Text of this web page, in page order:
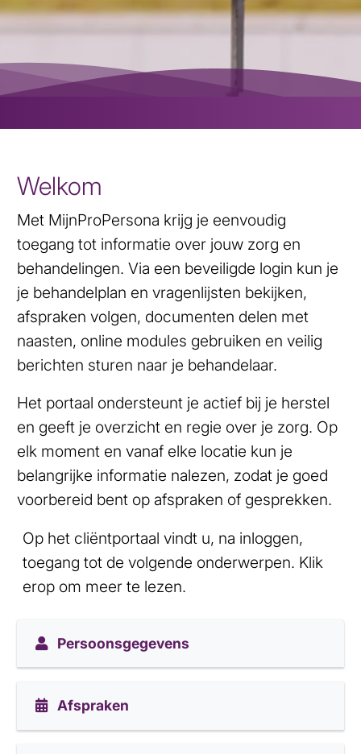
Welkom
Met MijnProPersona krijg je eenvoudig
toegang tot informatie over jouw zorg en
behandelingen. Via een beveiligde login kun je
je behandelplan en vragenlijsten bekijken,
afspraken volgen, documenten delen met
naasten, online modules gebruiken en veilig
berichten sturen naar je behandelaar.
Het portaal ondersteunt je actief bij je herstel
en geeft je overzicht en regie over je zorg. Op
elk moment en vanaf elke locatie kun je
belangrijke informatie nalezen, zodat je goed
voorbereid bent op afspraken of gesprekken.
Op het cliëntportaal vindt u, na inloggen,
toegang tot de volgende onderwerpen. Klik
erop om meer te lezen.
Persoonsgegevens
Afspraken